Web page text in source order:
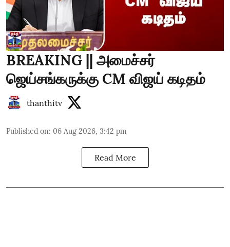
BREAKING || அமைச்சர்
ஜெய்சங்கருக்கு CM விஜய் கடிதம்
thanthitv
Published on: 06 Aug 2026, 3:42 pm
Read More